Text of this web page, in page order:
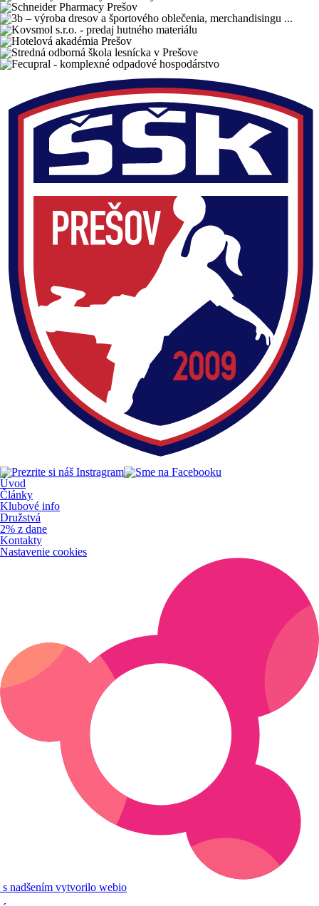
Úvod
Články
Klubové info
Družstvá
2% z dane
Kontakty
Nastavenie cookies
s nadšením vytvorilo webio